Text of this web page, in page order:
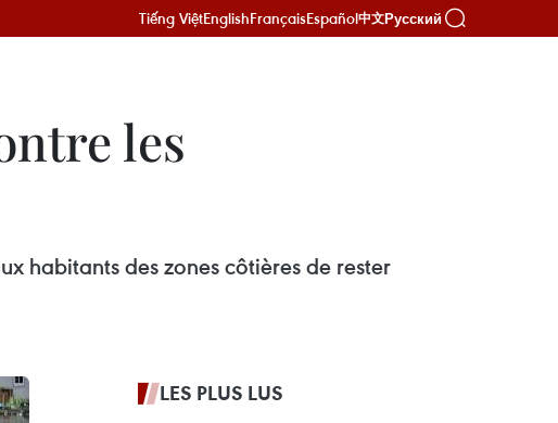
Tiếng ViệtEnglishFrançaisEspañol中文Русский
les
habitants des zones côtières de rester
LES PLUS LUS